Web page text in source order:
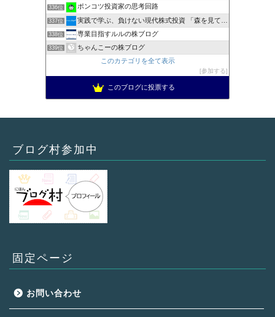
336位 ポンコツ投資家の思考回路
337位 実践で学ぶ、負けない現代株式投資 「森を見て、木を見る」
338位 専業目指すルルの株ブログ
339位
ちゃんこーの株ブログ
このカテゴリを全て表示
参加する
このブログに投票する
ブログ村参加中
固定ページ
お問い合わせ